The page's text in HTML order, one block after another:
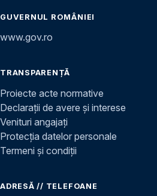
GUVERNUL ROMÂNIEI
www.gov.ro
TRANSPARENȚĂ
Proiecte acte normative
Declarații de avere și interese
Venituri angajați
Protecția datelor personale
Termeni și condiții
ADRESĂ // TELEFOANE